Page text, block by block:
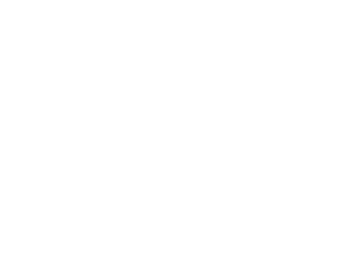
năng xử lý các tác vụ nặng một
đủ cho các tác vụ như chỉnh
chơi các tựa game đòi hỏi cấu